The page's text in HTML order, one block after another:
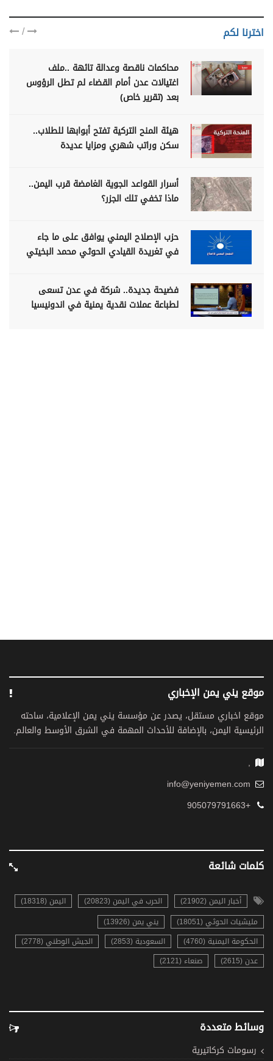
اخترنا لكم /
محاكمات ناقصة وعدالة تائهة ..ملف
اغتيالات عدن أمام القضاء لم تطل الرؤوس
بعد (تقرير خاص)
هيئة المنح التركية تفتح أبوابها للطلاب..
سكن وراتب شهري ومزايا عديدة
أسرار القواعد الجوية الغامضة قرب اليمن..
ماذا تخفي تلك الجزر؟
حزب الإصلاح اليمني يوافق على ما جاء
في تغريدة القيادي الحوثي محمد البخيتي
فضيحة جديدة.. شركة في عدن تسعى
لطباعة عملات نقدية يمنية في اندونيسيا
موقع يني يمن الإخباري
موقع اخباري مستقل، يصدر عن مؤسسة يني يمن الإعلامية، ساحته
الرئيسية اليمن، بالإضافة للأحداث المهمة في الشرق الأوسط والعالم.
,
info@yeniyemen.com
+905079791663
كلمات شائعة
أخبار اليمن (21902) الحرب في اليمن (20823)
اليمن (18318)
مليشيات الحوثي (18051)
يني يمن (13926)
الحكومة اليمنية (4760)
السعودية (2853)
الجيش الوطني (2778)
عدن (2615)
صنعاء (2121)
وسائط متعددة
رسومات كركاتيرية